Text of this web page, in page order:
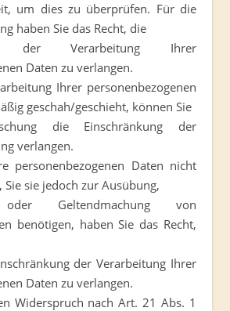
um dies zu überprüfen. Für die
haben Sie das Recht, die
der Verarbeitung Ihrer
Daten zu verlangen.
Ihrer personenbezogenen
geschah/geschieht, können Sie
die Einschränkung der
verlangen.
personenbezogenen Daten nicht
sie jedoch zur Ausübung,
oder Geltendmachung von
benötigen, haben Sie das Recht,
der Verarbeitung Ihrer
Daten zu verlangen.
Widerspruch nach Art. 21 Abs. 1